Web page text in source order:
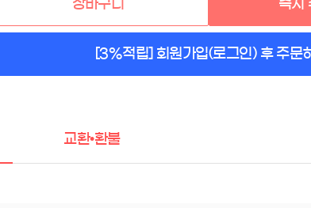
장바구니 즉시
[3%적립] 회원가입(로그인) 후 주문
교환•환불